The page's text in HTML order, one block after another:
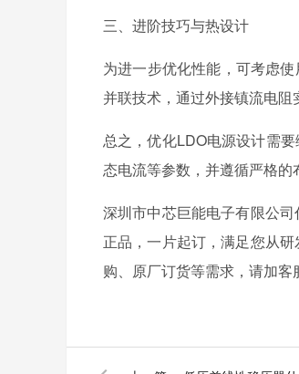
三、进阶技巧与热设计
为进一步优化性能，可考虑
并联技术，通过外接镇流电阻
总之，优化LDO电源设计需
态电流等参数，并遵循严格的
深圳市中芯巨能电子有限公
正品，一片起订，满足您从
购、原厂订货等需求，请加客